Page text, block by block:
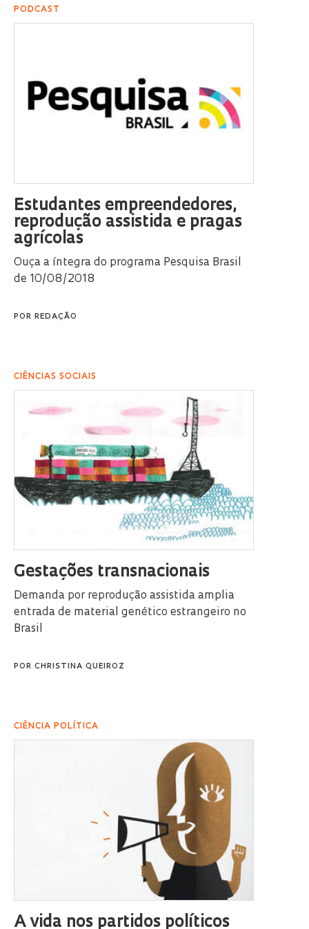
PODCAST
Estudantes empreendedores,
reprodução assistida e pragas
agrícolas
Ouça a íntegra do programa Pesquisa Brasil
de 10/08/2018
POR REDAÇÃO
CIÊNCIAS SOCIAIS
Gestações transnacionais
Demanda por reprodução assistida amplia
entrada de material genético estrangeiro no
Brasil
POR CHRISTINA QUEIROZ
CIÊNCIA POLÍTICA
A vida nos partidos políticos